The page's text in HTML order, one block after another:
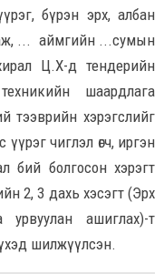
бүрэн эрх, албан
... аймгийн ...сумын
Ц.Х-д тендерийн
шаардлага
тээврийн хэрэгслийг
үүрэг чиглэл өгч, иргэн
бий болгосон хэрэгт
2, 3 дахь хэсэгт (Эрх
ашиглах)-т
шилжүүлсэн.